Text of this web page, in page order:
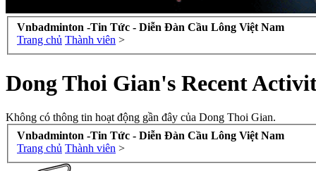
Vnbadminton -Tin Tức - Diễn Đàn Cầu Lông Việt Nam
Trang chủ Thành viên >
Dong Thoi Gian's Recent
Không có thông tin hoạt động gần đây của Dong Thoi Gian.
Vnbadminton -Tin Tức - Diễn Đàn Cầu Lông Việt Nam
Trang chủ Thành viên >